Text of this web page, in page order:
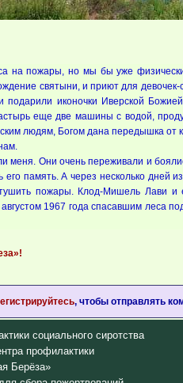
на пожары, но мы бы уже
святыни, и приют для
иконочки Иверской
еще две машины с водой,
людям, Богом дана передышка от
Они очень переживали и
память. А через несколько дней
пожары. Клод-Мишель Лави
1967 года спасавшим леса
, чтобы отправлять
социального сиротства
профилактики
Берёза»